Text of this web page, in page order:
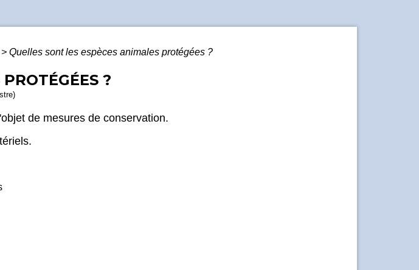
> Quelles sont les espèces animales protégées ?
?
de mesures de conservation.